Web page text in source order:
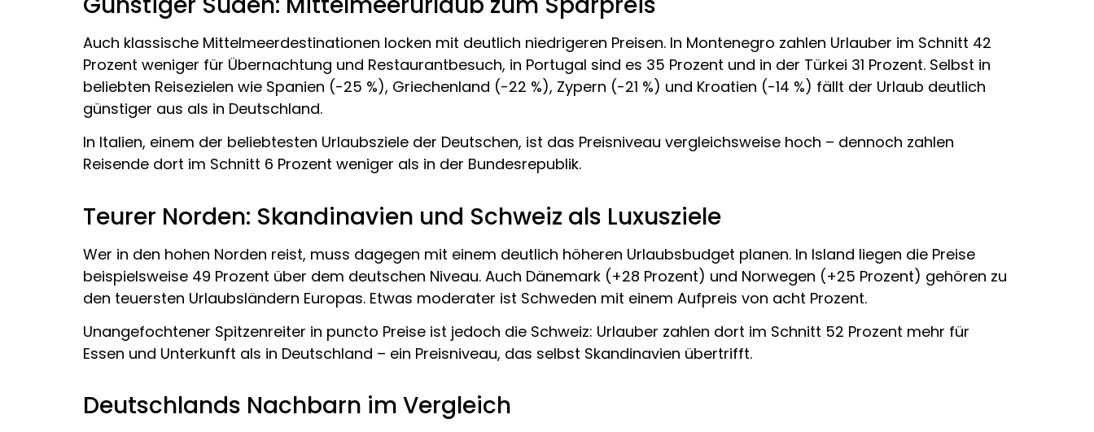
Auch klassische Mittelmeerdestinationen locken mit deutlich niedrigeren Preisen. In Montenegro zahlen Urlauber im Schnitt 42
Prozent weniger für Übernachtung und Restaurantbesuch, in Portugal sind es 35 Prozent und in der Türkei 31 Prozent. Selbst in
beliebten Reisezielen wie Spanien (-25 %), Griechenland (-22 %), Zypern (-21 %) und Kroatien (-14 %) fällt der Urlaub deutlich
günstiger aus als in Deutschland.
In Italien, einem der beliebtesten Urlaubsziele der Deutschen, ist das Preisniveau vergleichsweise hoch – dennoch zahlen
Reisende dort im Schnitt 6 Prozent weniger als in der Bundesrepublik.
Teurer Norden: Skandinavien und Schweiz als Luxusziele
Wer in den hohen Norden reist, muss dagegen mit einem deutlich höheren Urlaubsbudget planen. In Island liegen die Preise
beispielsweise 49 Prozent über dem deutschen Niveau. Auch Dänemark (+28 Prozent) und Norwegen (+25 Prozent) gehören zu
den teuersten Urlaubsländern Europas. Etwas moderater ist Schweden mit einem Aufpreis von acht Prozent.
Unangefochtener Spitzenreiter in puncto Preise ist jedoch die Schweiz: Urlauber zahlen dort im Schnitt 52 Prozent mehr für
Essen und Unterkunft als in Deutschland – ein Preisniveau, das selbst Skandinavien übertrifft.
Deutschlands Nachbarn im Vergleich